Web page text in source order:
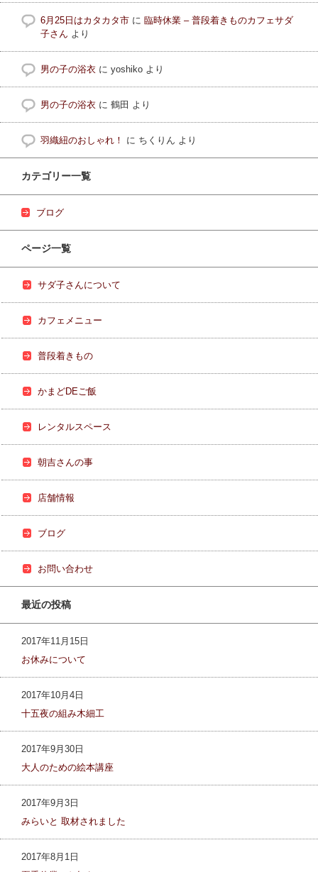
6月25日はカタカタ市 に 臨時休業 – 普段着きものカフェサダ
子さん より
男の子の浴衣 に yoshiko より
男の子の浴衣 に 鶴田 より
羽織紐のおしゃれ！ に ちくりん より
カテゴリー一覧
ブログ
ページ一覧
サダ子さんについて
カフェメニュー
普段着きもの
かまどDEご飯
レンタルスペース
朝吉さんの事
店舗情報
ブログ
お問い合わせ
最近の投稿
2017年11月15日
お休みについて
2017年10月4日
十五夜の組み木細工
2017年9月30日
大人のための絵本講座
2017年9月3日
みらいと 取材されました
2017年8月1日